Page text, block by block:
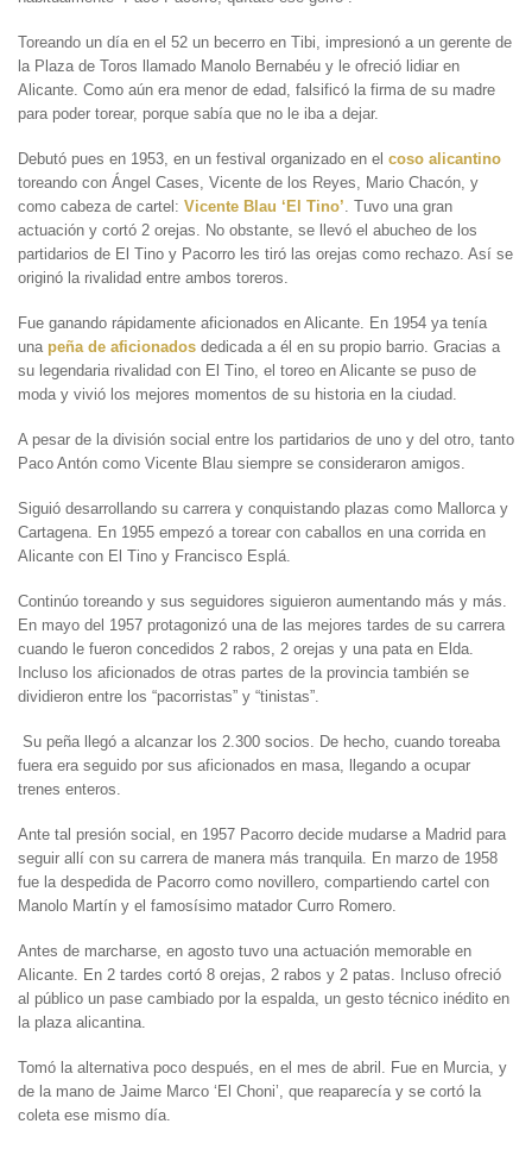
Toreando un día en el 52 un becerro en Tibi, impresionó a un gerente de
la Plaza de Toros llamado Manolo Bernabéu y le ofreció lidiar en
Alicante. Como aún era menor de edad, falsificó la firma de su madre
para poder torear, porque sabía que no le iba a dejar.
Debutó pues en 1953, en un festival organizado en el coso alicantino
toreando con Ángel Cases, Vicente de los Reyes, Mario Chacón, y
como cabeza de cartel: Vicente Blau ‘El Tino’ . Tuvo una gran
actuación y cortó 2 orejas. No obstante, se llevó el abucheo de los
partidarios de El Tino y Pacorro les tiró las orejas como rechazo. Así se
originó la rivalidad entre ambos toreros.
Fue ganando rápidamente aficionados en Alicante. En 1954 ya tenía
una peña de aficionados dedicada a él en su propio barrio. Gracias a
su legendaria rivalidad con El Tino, el toreo en Alicante se puso de
moda y vivió los mejores momentos de su historia en la ciudad.
A pesar de la división social entre los partidarios de uno y del otro, tanto
Paco Antón como Vicente Blau siempre se consideraron amigos.
Siguió desarrollando su carrera y conquistando plazas como Mallorca y
Cartagena. En 1955 empezó a torear con caballos en una corrida en
Alicante con El Tino y Francisco Esplá.
Continúo toreando y sus seguidores siguieron aumentando más y más.
En mayo del 1957 protagonizó una de las mejores tardes de su carrera
cuando le fueron concedidos 2 rabos, 2 orejas y una pata en Elda.
Incluso los aficionados de otras partes de la provincia también se
dividieron entre los “pacorristas” y “tinistas”.
Su peña llegó a alcanzar los 2.300 socios. De hecho, cuando toreaba
fuera era seguido por sus aficionados en masa, llegando a ocupar
trenes enteros.
Ante tal presión social, en 1957 Pacorro decide mudarse a Madrid para
seguir allí con su carrera de manera más tranquila. En marzo de 1958
fue la despedida de Pacorro como novillero, compartiendo cartel con
Manolo Martín y el famosísimo matador Curro Romero.
Antes de marcharse, en agosto tuvo una actuación memorable en
Alicante. En 2 tardes cortó 8 orejas, 2 rabos y 2 patas. Incluso ofreció
al público un pase cambiado por la espalda, un gesto técnico inédito en
la plaza alicantina.
Tomó la alternativa poco después, en el mes de abril. Fue en Murcia, y
de la mano de Jaime Marco ‘El Choni’, que reaparecía y se cortó la
coleta ese mismo día.